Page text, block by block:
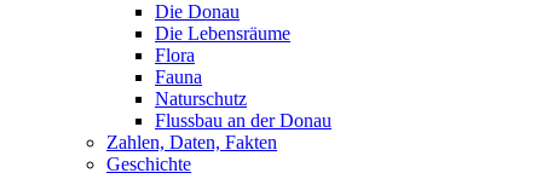
Die Donau
Die Lebensräume
Flora
Fauna
Naturschutz
Flussbau an der Donau
Zahlen, Daten, Fakten
Geschichte